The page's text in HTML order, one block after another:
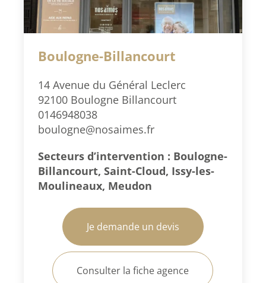
Boulogne-Billancourt
14 Avenue du Général Leclerc
92100 Boulogne Billancourt
0146948038
boulogne@nosaimes.fr
Secteurs d’intervention : Boulogne-
Billancourt, Saint-Cloud, Issy-les-
Moulineaux, Meudon
Je demande un devis
Consulter la fiche agence